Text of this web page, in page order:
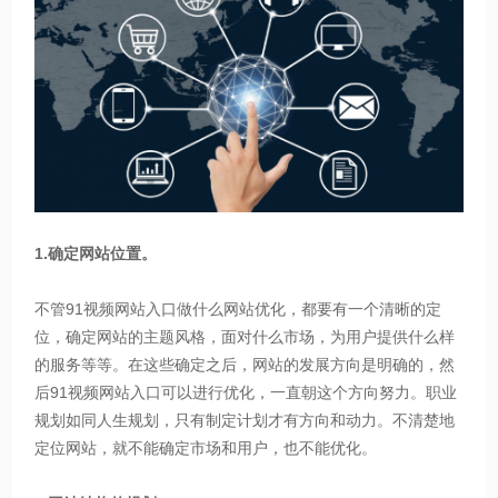
1.确定网站位置。
不管91视频网站入口做什么网站优化，都要有一个清晰的定
位，确定网站的主题风格，面对什么市场，为用户提供什么样
的服务等等。在这些确定之后，网站的发展方向是明确的，然
后91视频网站入口可以进行优化，一直朝这个方向努力。职业
规划如同人生规划，只有制定计划才有方向和动力。不清楚地
定位网站，就不能确定市场和用户，也不能优化。